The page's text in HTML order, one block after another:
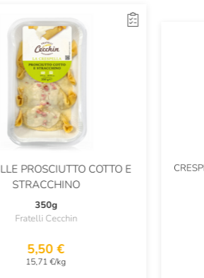
PROSCIUTTO COTTO E
STRACCHINO
350g
Fratelli Cecchin
5,50 €
15,71 €/kg